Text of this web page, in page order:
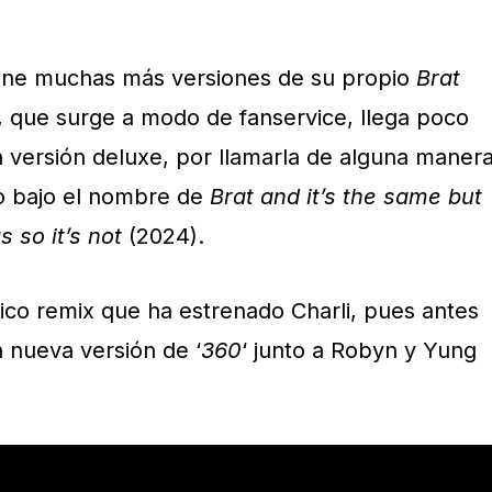
muchas más versiones de su propio Brat
surge a modo de fanservice, llega poco
deluxe, por llamarla de alguna
bajo el nombre de Brat and it’s the same but
so it’s not (2024).
remix que ha estrenado Charli, pues antes
versión de ‘360‘ junto a Robyn y Yung